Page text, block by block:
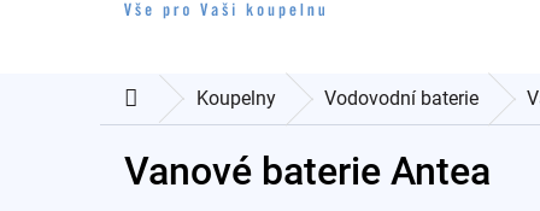
DomůKoupelny Vodovodní baterie
Vanové baterie Antea